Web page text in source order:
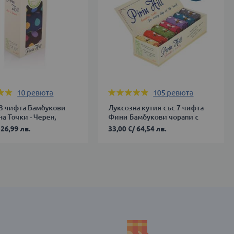
10 ревюта
чифта Бамбукови
Точки - Черен,
Бордо
26,99 лв.
Оценка:
105 ревюта
Луксозна кутия със 7 чифта
Фини Бамбукови чорапи с
Пчели
33,00 €/64,54 лв.